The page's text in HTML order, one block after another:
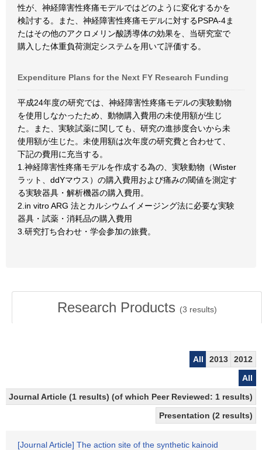
性が、神経障害性疼痛モデルではどのように変化するかを
検討する。また、神経障害性疼痛モデルに対するPSPA-4ま
たはその他のアクロメリン酸誘導体の効果を、当研究室で
購入した体重負荷測定システムを用いて評価する。
Expenditure Plans for the Next FY Research Funding
平成24年度の研究では、神経障害性疼痛モデルの実験動物
を使用しなかったため、動物購入費用の未使用額が生じ
た。また、実験試薬に関しても、研究の進捗度合いから未
使用額が生じた。未使用額は次年度の研究費と合わせて、
下記の費用に充当する。
1.神経障害性疼痛モデルを作成する為の、実験動物（Wister
ラット、ddYマウス）の購入費用および痛みの閾値を測定す
る実験器具・解析機器の購入費用。
2.in vitro ARG 法とカルシウムイメージング法に必要な実験
器具・試薬・消耗品の購入費用
3.研究打ち合わせ・学会参加の旅費。
Research Products (3 results)
All 2013
2012
All
Journal Article (1 results) (of which Peer Reviewed: 1 results)
Presentation (2 results)
[Journal Article] The action site of the synthetic kainoid